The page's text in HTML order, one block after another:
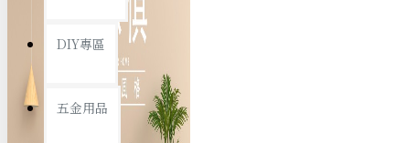
個人衛浴用品
DIY專區
五金用品